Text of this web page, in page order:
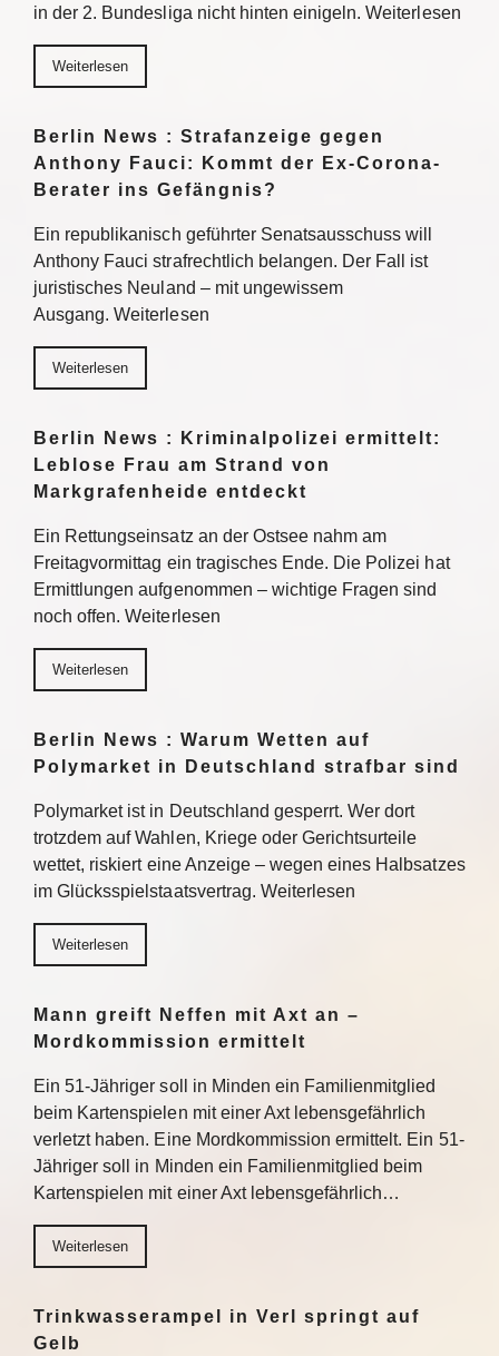
in der 2. Bundesliga nicht hinten einigeln. Weiterlesen
Weiterlesen
Berlin News : Strafanzeige gegen
Anthony Fauci: Kommt der Ex-Corona-
Berater ins Gefängnis?
Ein republikanisch geführter Senatsausschuss will
Anthony Fauci strafrechtlich belangen. Der Fall ist
juristisches Neuland – mit ungewissem
Ausgang. Weiterlesen
Weiterlesen
Berlin News : Kriminalpolizei ermittelt:
Leblose Frau am Strand von
Markgrafenheide entdeckt
Ein Rettungseinsatz an der Ostsee nahm am
Freitagvormittag ein tragisches Ende. Die Polizei hat
Ermittlungen aufgenommen – wichtige Fragen sind
noch offen. Weiterlesen
Weiterlesen
Berlin News : Warum Wetten auf
Polymarket in Deutschland strafbar sind
Polymarket ist in Deutschland gesperrt. Wer dort
trotzdem auf Wahlen, Kriege oder Gerichtsurteile
wettet, riskiert eine Anzeige – wegen eines Halbsatzes
im Glücksspielstaatsvertrag. Weiterlesen
Weiterlesen
Mann greift Neffen mit Axt an –
Mordkommission ermittelt
Ein 51-Jähriger soll in Minden ein Familienmitglied
beim Kartenspielen mit einer Axt lebensgefährlich
verletzt haben. Eine Mordkommission ermittelt. Ein 51-
Jähriger soll in Minden ein Familienmitglied beim
Kartenspielen mit einer Axt lebensgefährlich…
Weiterlesen
Trinkwasserampel in Verl springt auf
Gelb